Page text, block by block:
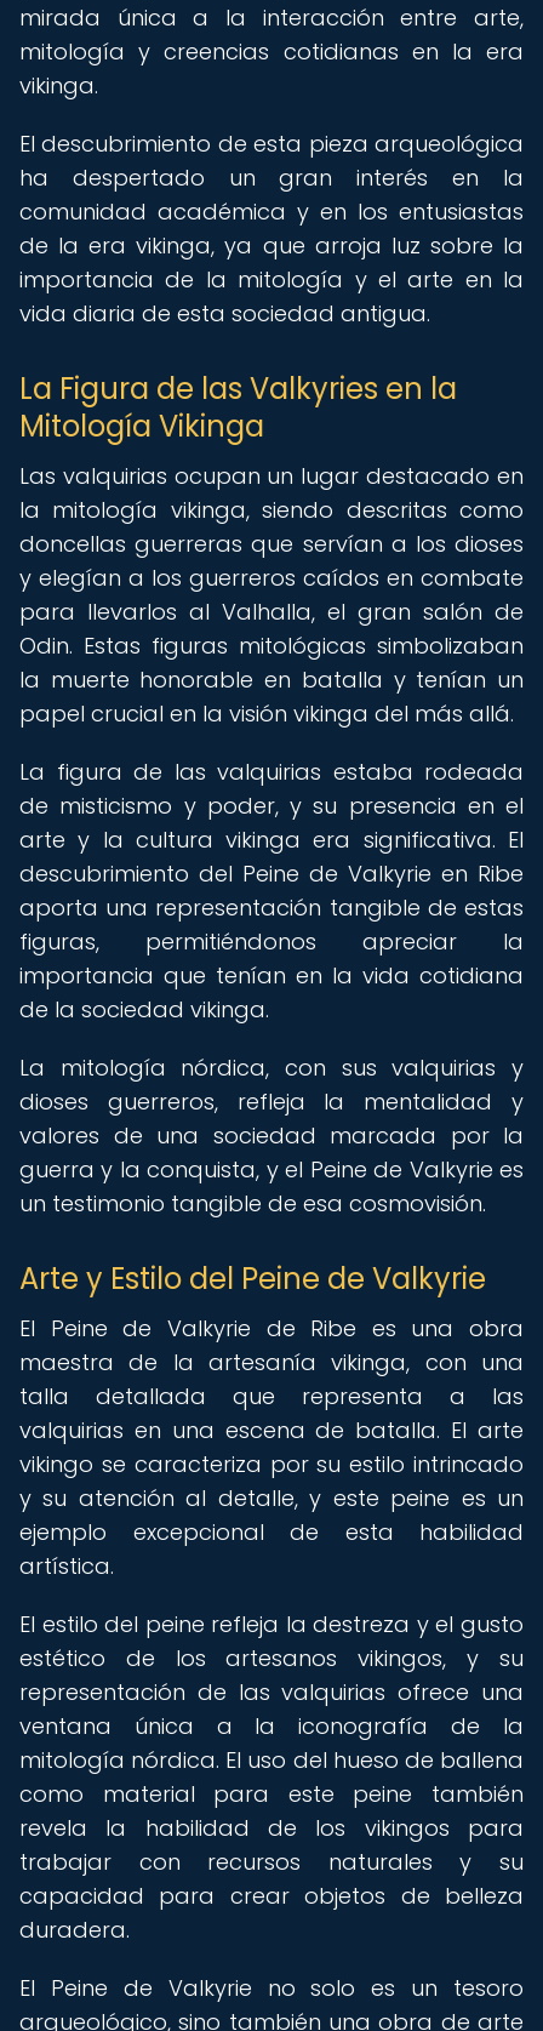
mirada única a la interacción entre arte,
mitología y creencias cotidianas en la era
vikinga.
El descubrimiento de esta pieza arqueológica
ha despertado un gran interés en la
comunidad académica y en los entusiastas
de la era vikinga, ya que arroja luz sobre la
importancia de la mitología y el arte en la
vida diaria de esta sociedad antigua.
La Figura de las Valkyries en la
Mitología Vikinga
Las valquirias ocupan un lugar destacado en
la mitología vikinga, siendo descritas como
doncellas guerreras que servían a los dioses
y elegían a los guerreros caídos en combate
para llevarlos al Valhalla, el gran salón de
Odin. Estas figuras mitológicas simbolizaban
la muerte honorable en batalla y tenían un
papel crucial en la visión vikinga del más allá.
La figura de las valquirias estaba rodeada
de misticismo y poder, y su presencia en el
arte y la cultura vikinga era significativa. El
descubrimiento del Peine de Valkyrie en Ribe
aporta una representación tangible de estas
figuras, permitiéndonos apreciar la
importancia que tenían en la vida cotidiana
de la sociedad vikinga.
La mitología nórdica, con sus valquirias y
dioses guerreros, refleja la mentalidad y
valores de una sociedad marcada por la
guerra y la conquista, y el Peine de Valkyrie es
un testimonio tangible de esa cosmovisión.
Arte y Estilo del Peine de Valkyrie
El Peine de Valkyrie de Ribe es una obra
maestra de la artesanía vikinga, con una
talla detallada que representa a las
valquirias en una escena de batalla. El arte
vikingo se caracteriza por su estilo intrincado
y su atención al detalle, y este peine es un
ejemplo excepcional de esta habilidad
artística.
El estilo del peine refleja la destreza y el gusto
estético de los artesanos vikingos, y su
representación de las valquirias ofrece una
ventana única a la iconografía de la
mitología nórdica. El uso del hueso de ballena
como material para este peine también
revela la habilidad de los vikingos para
trabajar con recursos naturales y su
capacidad para crear objetos de belleza
duradera.
El Peine de Valkyrie no solo es un tesoro
arqueológico, sino también una obra de arte